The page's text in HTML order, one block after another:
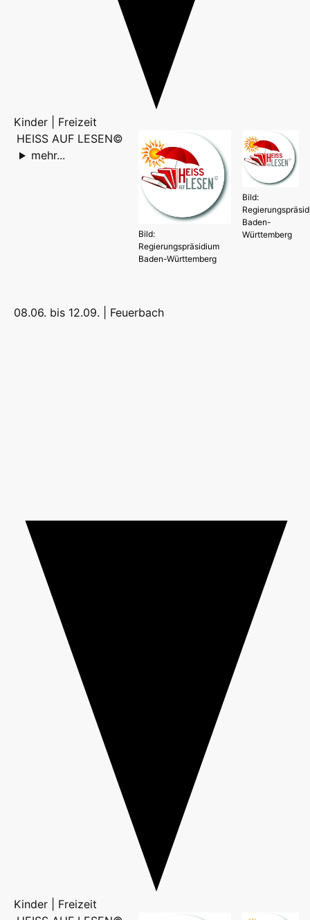
Kinder | Freizeit
Bild:
Baden-
Württemberg
Bild:
Regierungspräsidium
Baden-Württemberg
HEISS AUF LESEN©
mehr...
08.06. bis 12.09. | Feuerbach
Kinder | Freizeit